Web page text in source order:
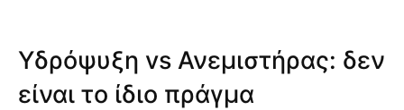
Υδρόψυξη vs Ανεμιστήρας: δεν
είναι το ίδιο πράγμα